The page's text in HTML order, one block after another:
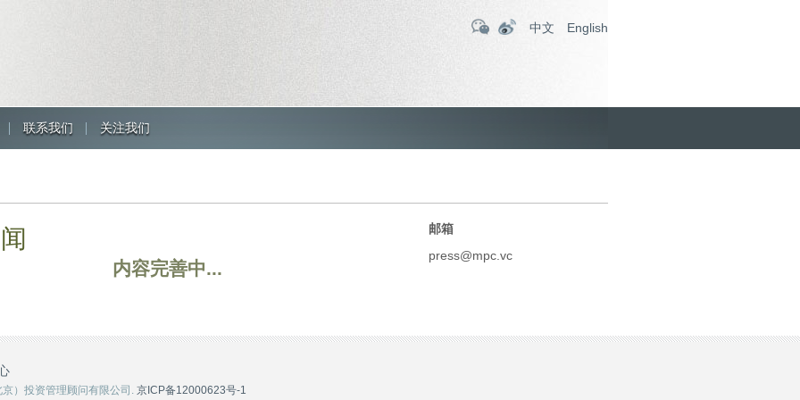
中文 English
联系我们 关注我们
内容完善中...
邮箱
press@mpc.vc
）投资管理顾问有限公司. 京ICP备12000623号-1